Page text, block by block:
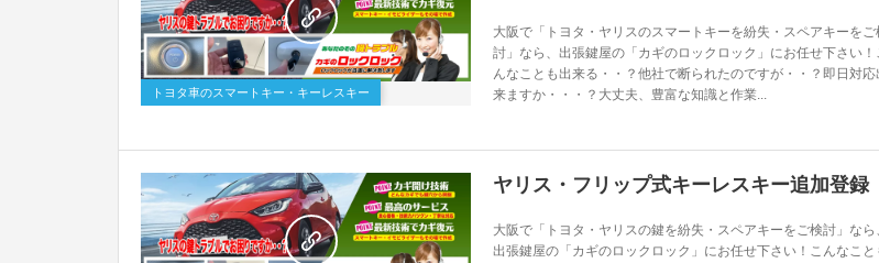
トヨタ車のスマートキー・キーレスキー
大阪で「トヨタ・ヤリスのスマートキーを紛失・スペアキーをご
討」なら、出張鍵屋の「カギのロックロック」にお任せ下さい！
んなことも出来る・・？他社で断られたのですが・・？即日対応
来ますか・・・？大丈夫、豊富な知識と作業...
ヤリス・フリップ式キーレスキー追加登録
大阪で「トヨタ・ヤリスの鍵を紛失・スペアキーをご検討」なら
出張鍵屋の「カギのロックロック」にお任せ下さい！こんなこと